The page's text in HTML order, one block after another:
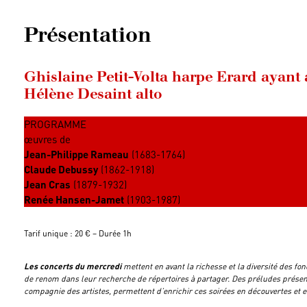
Présentation
Ghislaine Petit-Volta harpe Erard ayant
Hélène Desaint alto
PROGRAMME
œuvres de
Jean-Philippe Rameau (1683-1764)
Claude Debussy(1862-1918)
Jean Cras (1879-1932)
Renée Hansen-Jamet (1903-1987)
Tarif unique : 20 € – Durée 1h
Les concerts du mercredimettent en avant la richesse et la diversité des
de renom dans leur recherche de répertoires à partager. Des préludes
compagnie des artistes, permettent d’enrichir ces soirées en découvertes et